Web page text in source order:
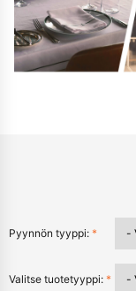
Pyynnön tyyppi: *
Valitse tuotetyyppi: *